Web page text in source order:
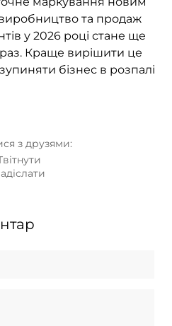
та продаж
у 2026 році стане ще
Краще вирішити це
бізнес в розпалі
з друзями: